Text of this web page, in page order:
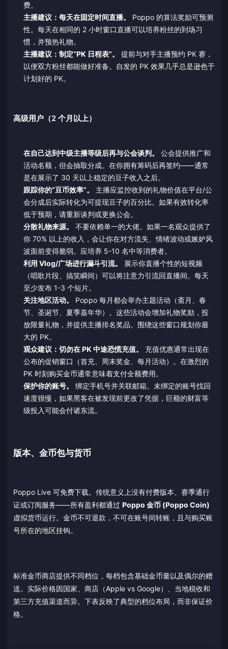
费。
主播建议：每天在固定时间直播。
Poppo 的算法奖励可预测
性。每天在相同的 2 小时窗口直播可以培养粉丝的到场习
惯，并预热礼物。
主播建议：制定“PK 日程表”。
提前与对手主播预约 PK 赛，
以便双方粉丝都能做好准备。自发的 PK 效果几乎总是逊色于
计划好的 PK。
高级用户（2 个月以上）
在自己达到中级主播等级后再与公会谈判。
公会提供推广和
活动名额，但会抽取分成。在你拥有筹码后再签约——通常
是在展示了 30 天以上稳定的豆子收入之后。
跟踪你的“豆币效率”。
主播应监控收到的礼物价值在平台/公
会分成后实际转化为可提现豆子的百分比。如果有效转化率
低于预期，请重新谈判或更换公会。
分散礼物来源。
不要依赖单一的大佬。如果一名观众提供了
你 70% 以上的收入，会让你在对方流失、情绪波动或嫉妒风
波面前变得脆弱。应培养 5-10 名中等消费者。
利用 Vlog/广场进行漏斗引流。
展示你直播个性的短视频
（唱歌片段、搞笑瞬间）可以将注意力引流回直播间。每天
至少发布 1-3 个短片。
关注地区活动。
Poppo 每月都会举办主题活动（斋月、春
节、圣诞节、夏季嘉年华）。这些活动会增加礼物奖励，投
放限量礼物，并提供主播排名奖品。围绕这些窗口规划你最
大的 PK。
观众建议：切勿在 PK 中途恐慌充值。
充值优惠通常出现在
公布的促销窗口（首充、周末奖金、每月活动）。在激烈的
PK 时刻购买金币通常意味着支付全额费用。
保护你的账号。
绑定手机号并关联邮箱。未绑定的账号找回
速度很慢，如果黑客在被发现前更改了凭据，巨额的财富等
级投入可能会付诸东流。
版本、金币包与货币
Poppo Live 可免费下载。传统意义上没有付费版本、赛季通行
证或订阅服务——所有盈利都通过 Poppo 金币 (Poppo Coin)
虚拟货币运行。金币不可退款，不可在账号间转账，且与购买账
号所在的地区挂钩。
标准金币商店提供不同档位，每档包含基础金币量以及偶尔的赠
送。实际价格因国家、商店（Apple vs Google）、当地税收和
第三方充值渠道而异。下表反映了典型的档位布局，而非保证价
格。